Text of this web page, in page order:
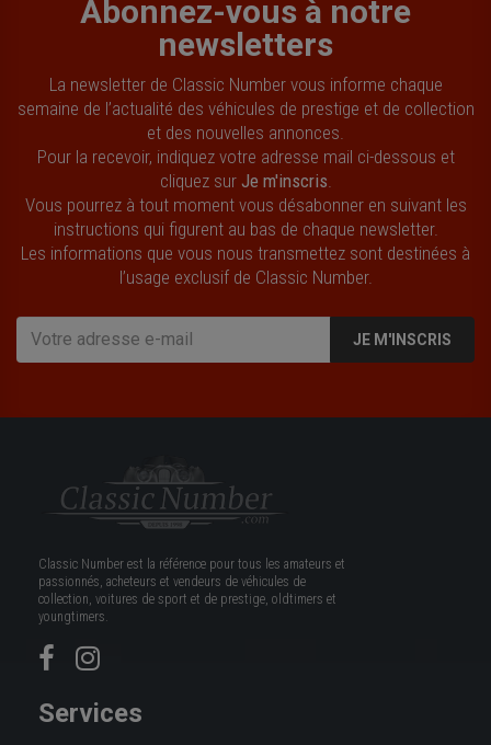
Abonnez-vous à notre
newsletters
La newsletter de Classic Number vous informe chaque
semaine de l’actualité des véhicules de prestige et de collection
et des nouvelles annonces.
Pour la recevoir, indiquez votre adresse mail ci-dessous et
cliquez sur Je m'inscris
Vous pourrez à tout moment vous désabonner en suivant les
instructions qui figurent au bas de chaque newsletter.
Les informations que vous nous transmettez sont destinées à
l’usage exclusif de Classic Number.
JE M'INSCRIS
Classic Number est la référence pour tous les amateurs et
passionnés, acheteurs et vendeurs de véhicules de
collection, voitures de sport et de prestige, oldtimers et
youngtimers.
Services